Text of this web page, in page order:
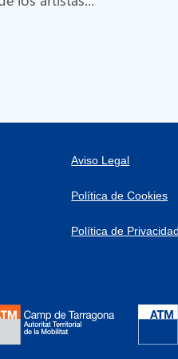
Aviso Legal
Política de Cookies
Política de